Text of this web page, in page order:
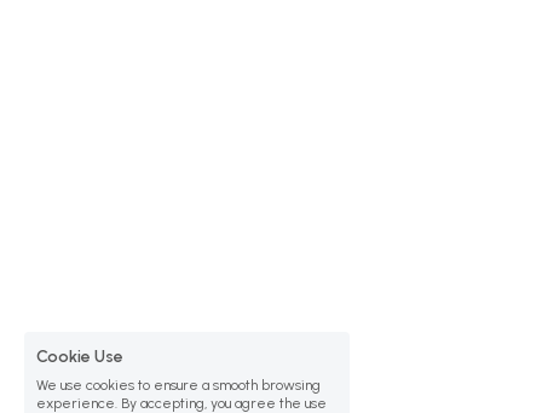
Cookie Use
We use cookies to ensure a smooth browsing
experience. By accepting, you agree the use